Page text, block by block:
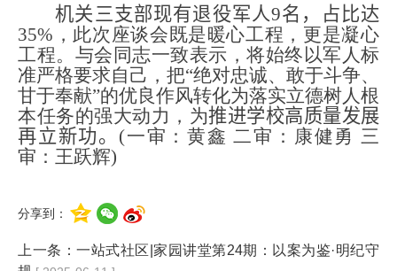
机关三支部现有退役军人9名，占比达
35%，此次座谈会既是暖心工程，更是凝心
工程。与会同志一致表示，将始终以军人标
准严格要求自己，把“绝对忠诚、敢于斗争、
甘于奉献”的优良作风转化为落实立德树人根
本任务的强大动力，为推进学校高质量发展
再立新功。 (一审：黄鑫 二审：康健勇 三
审：王跃辉)
分享到：
上一条：一站式社区|家园讲堂第24期：以案为鉴·明纪守